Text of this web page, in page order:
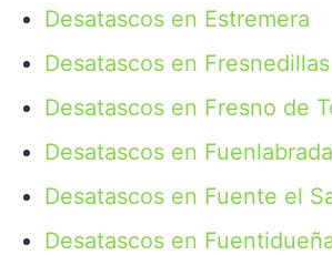
Desatascos en Estremera
Desatascos en
Desatascos en Fresno de
Desatascos en Fuenlabrada
Desatascos en Fuente el
Desatascos en